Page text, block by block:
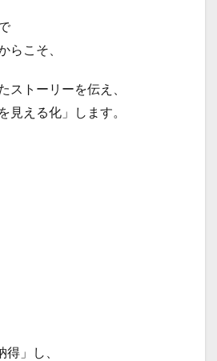
らこそ、
ストーリーを伝え、
見える化」します。
」し、